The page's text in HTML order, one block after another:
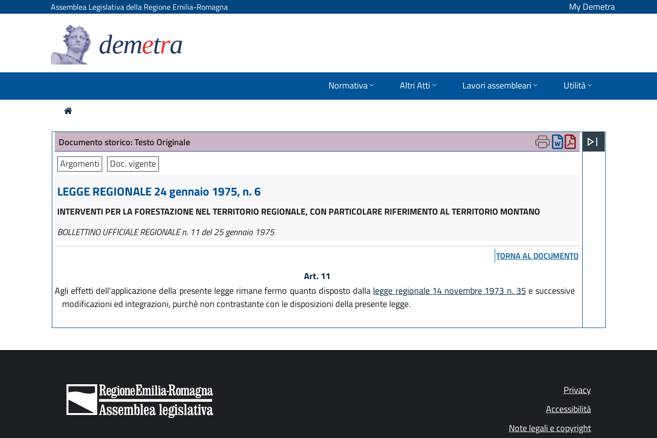
Assemblea Legislativa della Regione Emilia-Romagna My Demetra
demetra
Normativa Altri Atti Lavori assembleari Utilità
Documento storico: Testo Originale
Argomenti
Doc. vigente
LEGGE REGIONALE 24 gennaio 1975, n. 6
INTERVENTI PER LA FORESTAZIONE NEL TERRITORIO REGIONALE, CON PARTICOLARE RIFERIMENTO AL TERRITORIO MONTANO
BOLLETTINO UFFICIALE REGIONALE n. 11 del 25 gennaio 1975
TORNA AL DOCUMENTO
Art. 11
Agli effetti dell'applicazione della presente legge rimane fermo quanto disposto dalla legge regionale 14 novembre 1973 n. 35 e successive
modificazioni ed integrazioni, purchè non contrastante con le disposizioni della presente legge.
Privacy
Accessibilità
Note legali e copyright